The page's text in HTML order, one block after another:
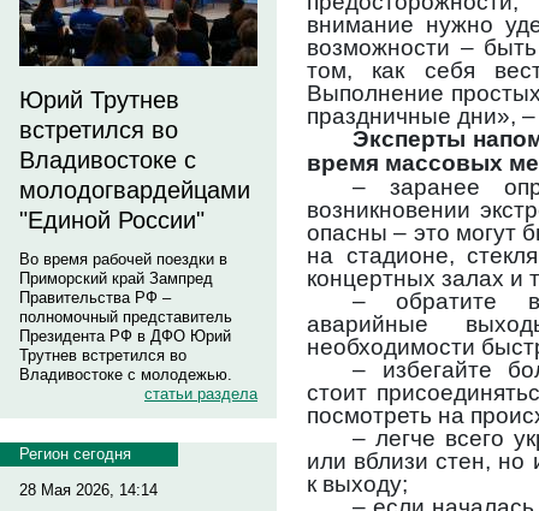
Юрий Трутнев
встретился во
Владивостоке с
молодогвардейцами
"Единой России"
Во время рабочей поездки в
Приморский край Зампред
Правительства РФ –
полномочный представитель
Президента РФ в ДФО Юрий
Трутнев встретился во
Владивостоке с молодежью.
статьи раздела
Регион сегодня
28 Мая 2026, 14:14
внимание нужно
возможности –
том, как себя
Выполнение
праздничные дни»,
Эксперты
время массовых
– заранее
возникновении
опасны – это могут
на стадионе,
концертных залах и
– обратите
аварийные
необходимости
– избегайте
стоит
посмотреть на
– легче всего
или вблизи стен, но
к выходу;